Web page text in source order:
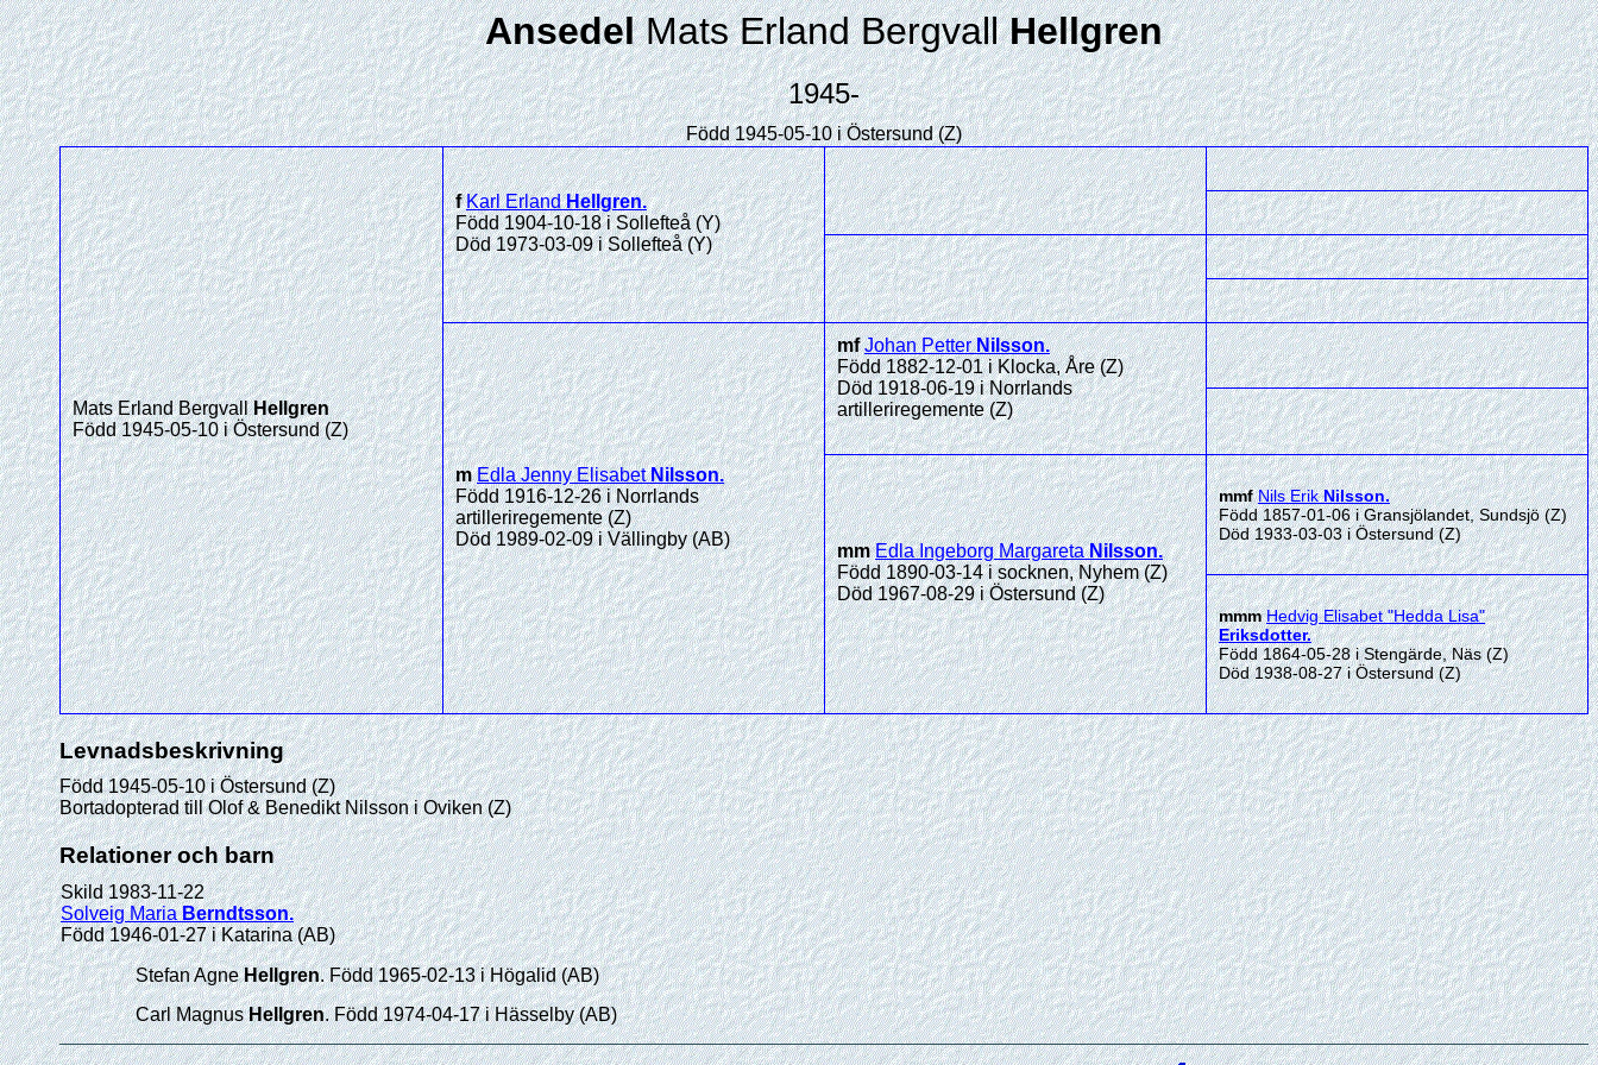
AnsedelMats Erland Bergvall Hellgren
1945-
Född 1945-05-10 i Östersund (Z)
Mats Erland Bergvall Hellgren
Född 1945-05-10 i Östersund (Z)
fKarl Erland Hellgren.
Född 1904-10-18 i Sollefteå (Y)
Död 1973-03-09 i Sollefteå (Y)
mEdla Jenny Elisabet Nilsson.
Född 1916-12-26 i Norrlands
artilleriregemente (Z)
Död 1989-02-09 i Vällingby (AB)
mfJohan Petter Nilsson.
Född 1882-12-01 i Klocka, Åre (Z)
Död 1918-06-19 i Norrlands
artilleriregemente (Z)
mmEdla Ingeborg Margareta Nilsson.
Född 1890-03-14 i socknen, Nyhem (Z)
Död 1967-08-29 i Östersund (Z)
mmfNils Erik Nilsson.
Född 1857-01-06 i Gransjölandet, Sundsjö (Z)
Död 1933-03-03 i Östersund (Z)
mmmHedvig Elisabet "Hedda Lisa"
Eriksdotter.
Född 1864-05-28 i Stengärde, Näs (Z)
Död 1938-08-27 i Östersund (Z)
Levnadsbeskrivning
Född 1945-05-10 i Östersund (Z)
Bortadopterad till Olof & Benedikt Nilsson i Oviken (Z)
Relationer och barn
Skild 1983-11-22
Solveig Maria Berndtsson.
Född 1946-01-27 i Katarina (AB)
Stefan Agne Hellgren. Född 1965-02-13 i Högalid (AB)
Carl Magnus Hellgren. Född 1974-04-17 i Hässelby (AB)